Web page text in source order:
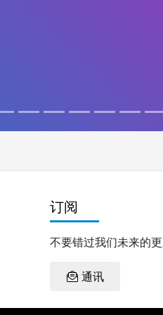
订阅
不要错过我们未来的
通讯